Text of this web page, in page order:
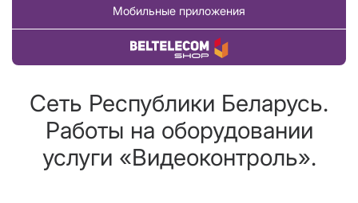
Мобильные приложения
Купить товар
Сеть Республики Беларусь.
Работы на оборудовании
услуги «Видеоконтроль».